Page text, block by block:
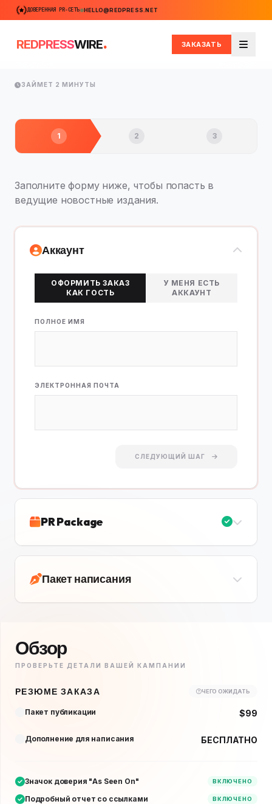
ДОВЕРЕННАЯ PR-СЕТЬ HELLO@REDPRESS.NET
REDPRESSWIRE. ЗАКАЗАТЬ
Меню
ЗАЙМЕТ 2 МИНУТЫ
1 2 3
Заполните форму ниже, чтобы попасть в
ведущие новостные издания.
Аккаунт
ОФОРМИТЬ ЗАКАЗ
КАК ГОСТЬ
У МЕНЯ ЕСТЬ
АККАУНТ
ПОЛНОЕ ИМЯ
ЭЛЕКТРОННАЯ ПОЧТА
СЛЕДУЮЩИЙ ШАГ
PR Package
Пакет написания
Обзор
ПРОВЕРЬТЕ ДЕТАЛИ ВАШЕЙ КАМПАНИИ
РЕЗЮМЕ ЗАКАЗА ЧЕГО ОЖИДАТЬ
Пакет публикации $99
Дополнение для написания БЕСПЛАТНО
Значок доверия "As Seen On" ВКЛЮЧЕНО
Подробный отчет со ссылками ВКЛЮЧЕНО